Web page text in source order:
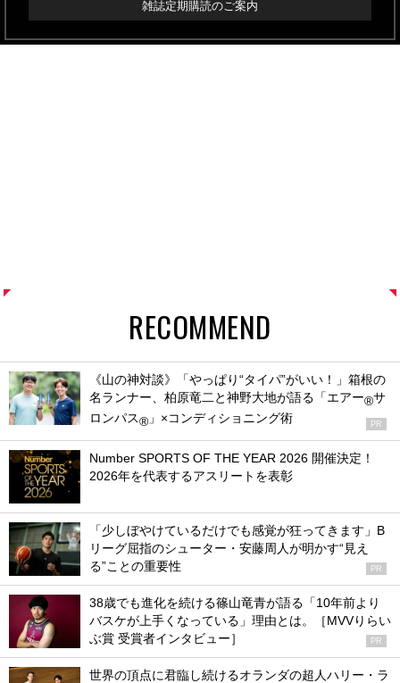
雑誌定期購読のご案内
RECOMMEND
《山の神対談》「やっぱり“タイパ”がいい！」箱根の
名ランナー、柏原竜二と神野大地が語る「エアー®サ
ロンパス® 」×コンディショニング術 PR
Number SPORTS OF THE YEAR 2026 開催決定！
2026年を代表するアスリートを表彰
「少しぼやけているだけでも感覚が狂ってきます」B
リーグ屈指のシューター・安藤周人が明かす“見え
る”ことの重要性
PR
38歳でも進化を続ける篠山竜青が語る「10年前より
バスケが上手くなっている」理由とは。［MVVりらい
ぶ賞 受賞者インタビュー］
PR
世界の頂点に君臨し続けるオランダの超人ハリー・ラ